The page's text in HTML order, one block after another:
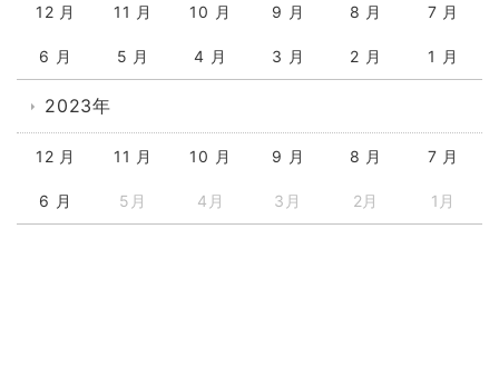
12 月 11 月 10 月 9 月 8 月 7 月
6 月 5 月 4 月 3 月 2 月 1 月
2023年
12 月 11 月 10 月 9 月 8 月 7 月
6 月 5月 4月 3月 2月 1月